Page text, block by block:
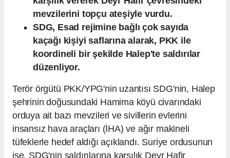
mevzilerini topçu ateşiyle vurdu.
SDG, Esad rejimine bağlı çok sayıda
kaçağı kişiyi saflarına alarak, PKK ile
koordineli bir şekilde Halep'te saldırılar
düzenliyor.
Terör örgütü PKK/YPG'nin uzantısı SDG'nin, Halep
şehrinin doğusundaki Hamima köyü civarındaki
orduya ait bazı mevzileri ve sivillerin evlerini
insansız hava araçları (İHA) ve ağır makineli
tüfeklerle hedef aldığı açıklandı. Suriye ordusunun
ise, SDG'nin saldırılarına karşılık Deyr Hafir